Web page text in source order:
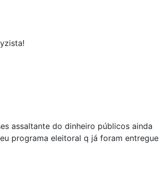
assaltante do dinheiro públicos ainda
programa eleitoral q já foram entregue